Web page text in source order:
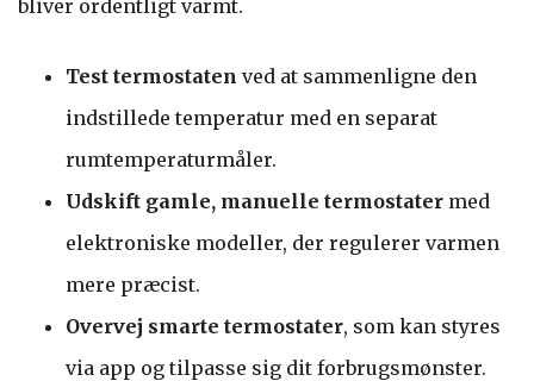
bliver ordentligt varmt.
Test termostaten ved at sammenligne den
indstillede temperatur med en separat
rumtemperaturmåler.
Udskift gamle, manuelle termostater med
elektroniske modeller, der regulerer varmen
mere præcist.
Overvej smarte termostater, som kan styres
via app og tilpasse sig dit forbrugsmønster.